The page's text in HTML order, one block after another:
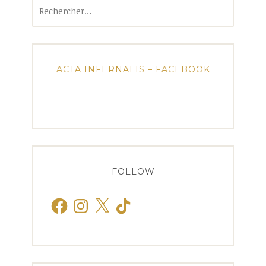
ACTA INFERNALIS – FACEBOOK
FOLLOW
FacebookInstagram
X TikTok